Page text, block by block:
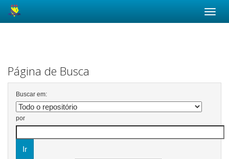
Página de Busca
Buscar em:
por